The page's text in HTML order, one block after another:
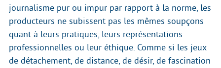
journalisme pur ou impur par rapport à la norme, les
producteurs ne subissent pas les mêmes soupçons
quant à leurs pratiques, leurs représentations
professionnelles ou leur éthique. Comme si les jeux
de détachement, de distance, de désir, de fascination